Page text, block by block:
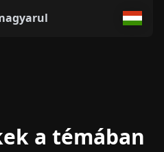
a témában